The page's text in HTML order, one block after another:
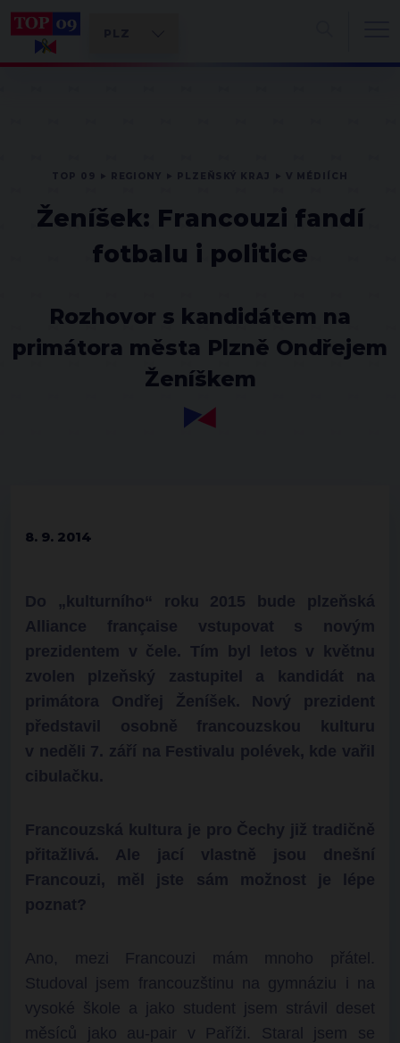
Ženíšek: Francouzi fandí
fotbalu i politice
Rozhovor s kandidátem na
primátora města Plzně Ondřejem
Ženíškem
8. 9. 2014
Do „kulturního“ roku 2015 bude plzeňská
Alliance française vstupovat s novým
prezidentem v čele. Tím byl letos v květnu
zvolen plzeňský zastupitel a kandidát na
primátora Ondřej Ženíšek. Nový prezident
představil osobně francouzskou kulturu
v neděli 7. září na Festivalu polévek, kde vařil
cibulačku.
Francouzská kultura je pro Čechy již tradičně
přitažlivá. Ale jací vlastně jsou dnešní
Francouzi, měl jste sám možnost je lépe
poznat?
Ano, mezi Francouzi mám mnoho přátel.
Studoval jsem francouzštinu na gymnáziu i na
vysoké škole a jako student jsem strávil deset
měsíců jako au-pair v Paříži. Staral jsem se